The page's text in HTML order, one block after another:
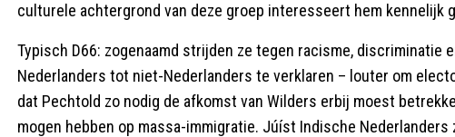
culturele achtergrond van deze groep interesseert hem kennelijk
Typisch D66: zogenaamd strijden ze tegen racisme, discriminatie
Nederlanders tot niet-Nederlanders te verklaren – louter om
dat Pechtold zo nodig de afkomst van Wilders erbij moest
mogen hebben op massa-immigratie. Júíst Indische